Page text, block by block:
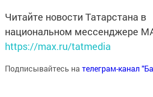
Читайте новости Татарстана в
национальном мессенджере
https://max.ru/tatmedia
Подписывайтесь на телеграм-канал